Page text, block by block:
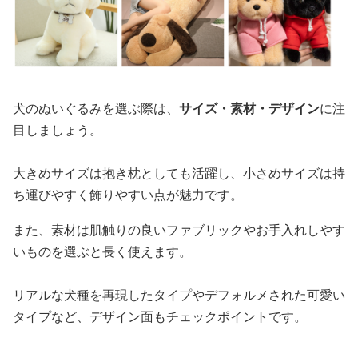
犬のぬいぐるみを選ぶ際は、 サイズ・素材・デザインに注
目しましょう。
大きめサイズは抱き枕としても活躍し、小さめサイズは持
ち運びやすく飾りやすい点が魅力です。
また、素材は肌触りの良いファブリックやお手入れしやす
いものを選ぶと長く使えます。
リアルな犬種を再現したタイプやデフォルメされた可愛い
タイプなど、デザイン面もチェックポイントです。